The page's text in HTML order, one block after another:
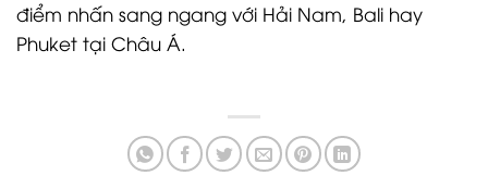
điểm nhấn sang ngang với Hải Nam, Bali hay
Phuket tại Châu Á.